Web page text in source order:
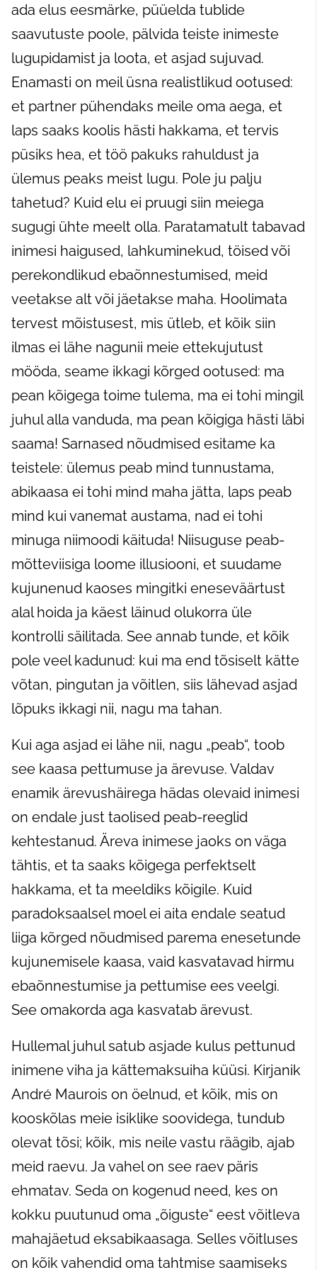
ada elus eesmärke, püüelda tublide
saavutuste poole, pälvida teiste inimeste
lugupidamist ja loota, et asjad sujuvad.
Enamasti on meil üsna realistlikud ootused:
et partner pühendaks meile oma aega, et
laps saaks koolis hästi hakkama, et tervis
püsiks hea, et töö pakuks rahuldust ja
ülemus peaks meist lugu. Pole ju palju
tahetud? Kuid elu ei pruugi siin meiega
sugugi ühte meelt olla. Paratamatult tabavad
inimesi haigused, lahkuminekud, töised või
perekondlikud ebaõnnestumised, meid
veetakse alt või jäetakse maha. Hoolimata
tervest mõistusest, mis ütleb, et kõik siin
ilmas ei lähe nagunii meie ettekujutust
mööda, seame ikkagi kõrged ootused: ma
pean kõigega toime tulema, ma ei tohi mingil
juhul alla vanduda, ma pean kõigiga hästi läbi
saama! Sarnased nõudmised esitame ka
teistele: ülemus peab mind tunnustama,
abikaasa ei tohi mind maha jätta, laps peab
mind kui vanemat austama, nad ei tohi
minuga niimoodi käituda! Niisuguse peab-
mõtteviisiga loome illusiooni, et suudame
kujunenud kaoses mingitki eneseväärtust
alal hoida ja käest läinud olukorra üle
kontrolli säilitada. See annab tunde, et kõik
pole veel kadunud: kui ma end tõsiselt kätte
võtan, pingutan ja võitlen, siis lähevad asjad
lõpuks ikkagi nii, nagu ma tahan.
Kui aga asjad ei lähe nii, nagu „peab“, toob
see kaasa pettumuse ja ärevuse. Valdav
enamik ärevushäirega hädas olevaid inimesi
on endale just taolised peab-reeglid
kehtestanud. Äreva inimese jaoks on väga
tähtis, et ta saaks kõigega perfektselt
hakkama, et ta meeldiks kõigile. Kuid
paradoksaalsel moel ei aita endale seatud
liiga kõrged nõudmised parema enesetunde
kujunemisele kaasa, vaid kasvatavad hirmu
ebaõnnestumise ja pettumise ees veelgi.
See omakorda aga kasvatab ärevust.
Hullemal juhul satub asjade kulus pettunud
inimene viha ja kättemaksuiha küüsi. Kirjanik
André Maurois on öelnud, et kõik, mis on
kooskõlas meie isiklike soovidega, tundub
olevat tõsi; kõik, mis neile vastu räägib, ajab
meid raevu. Ja vahel on see raev päris
ehmatav. Seda on kogenud need, kes on
kokku puutunud oma „õiguste“ eest võitleva
mahajäetud eksabikaasaga. Selles võitluses
on kõik vahendid oma tahtmise saamiseks